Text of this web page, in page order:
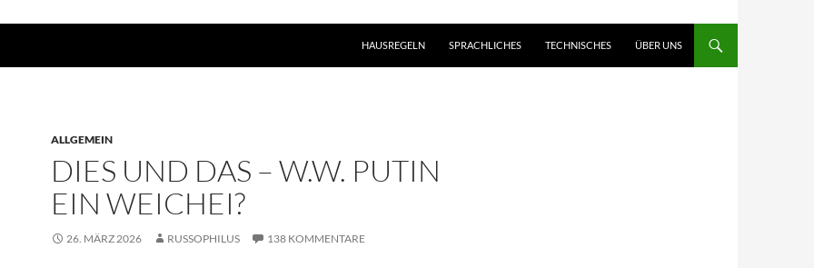
HAUSREGELN SPRACHLICHES TECHNISCHES ÜBER UNS
ALLGEMEIN
DIES UND DAS – W.W. PUTIN
EIN WEICHEI?
26. MÄRZ 2026 RUSSOPHILUS 138 KOMMENTARE